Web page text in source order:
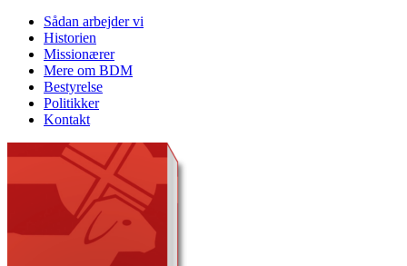
Sådan arbejder vi
Historien
Missionærer
Mere om BDM
Bestyrelse
Politikker
Kontakt